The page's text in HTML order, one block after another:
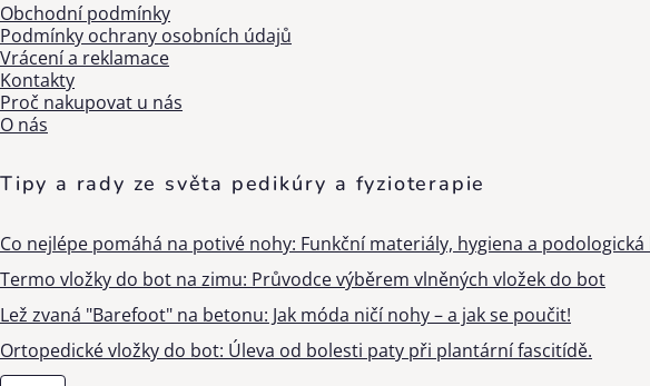
Obchodní podmínky
Podmínky ochrany osobních údajů
Vrácení a reklamace
Kontakty
Proč nakupovat u nás
O nás
Tipy a rady ze světa pedikúry a fyzioterapie
Co nejlépe pomáhá na potivé nohy: Funkční materiály, hygiena a
Termo vložky do bot na zimu: Průvodce výběrem vlněných vložek do bot
Lež zvaná "Barefoot" na betonu: Jak móda ničí nohy – a jak se poučit!
Ortopedické vložky do bot: Úleva od bolesti paty při plantární fascitídě.